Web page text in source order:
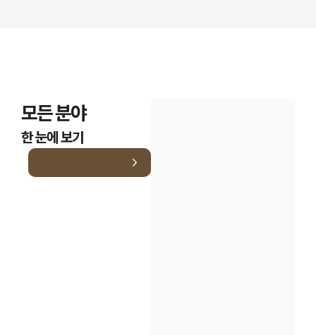
모든 분야
한 눈에 보기